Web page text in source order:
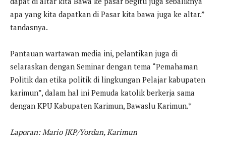
apa yang kita dapatkan di Pasar kita bawa juga ke altar.”
tandasnya.
Pantauan wartawan media ini, pelantikan juga di
selaraskan dengan Seminar dengan tema “Pemahaman
Politik dan etika politik di lingkungan Pelajar kabupaten
karimun”, dalam hal ini Pemuda katolik berkerja sama
dengan KPU Kabupaten Karimun, Bawaslu Karimun.*
Laporan: Mario JKP/Yordan, Karimun